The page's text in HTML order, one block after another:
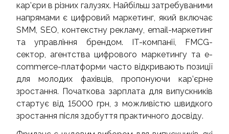
кар’єри в різних галузях. Найбільш затребуваними
напрямами є цифровий маркетинг, який включає
SMM, SEO, контекстну рекламу, email-маркетинг
та управління брендом. IT-компанії, FMCG-
сектор, агентства цифрового маркетингу та e-
commerce-платформи часто відкривають позиції
для молодих фахівців, пропонуючи кар’єрне
зростання. Початкова зарплата для випускників
стартує від 15000 грн, з можливістю швидкого
зростання після здобуття практичного досвіду.